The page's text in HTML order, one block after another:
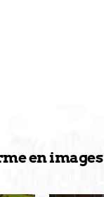
en images